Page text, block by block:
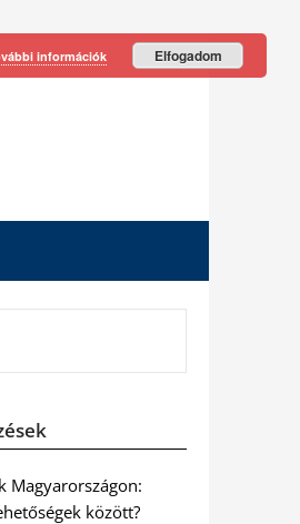
Magyarországon:
között?
információk Elfogadom